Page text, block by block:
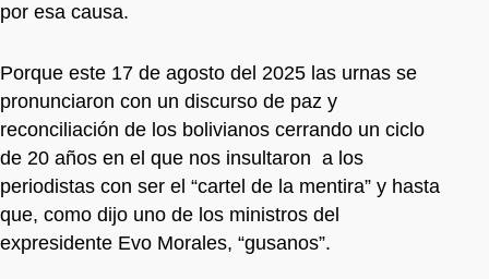
por esa causa.
Porque este 17 de agosto del 2025 las urnas se
pronunciaron con un discurso de paz y
reconciliación de los bolivianos cerrando un ciclo
de 20 años en el que nos insultaron a los
periodistas con ser el “cartel de la mentira” y hasta
que, como dijo uno de los ministros del
expresidente Evo Morales, “gusanos”.